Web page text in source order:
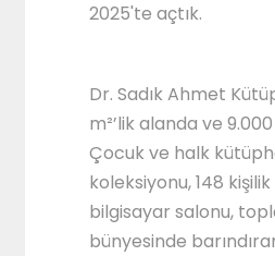
2025'te açtık.
Dr. Sadık Ahmet
m²’lik alanda ve
Çocuk ve halk
koleksiyonu, 148 kişilik
bilgisayar salonu,
bünyesinde